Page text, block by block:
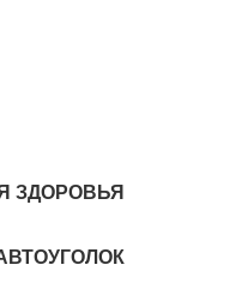
ЗДОРОВЬЯ